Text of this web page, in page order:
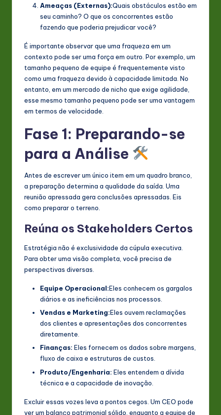
Ameaças (Externas):Quais obstáculos estão em
seu caminho? O que os concorrentes estão
fazendo que poderia prejudicar você?
É importante observar que uma fraqueza em um
contexto pode ser uma força em outro. Por exemplo, um
tamanho pequeno de equipe é frequentemente visto
como uma fraqueza devido à capacidade limitada. No
entanto, em um mercado de nicho que exige agilidade,
esse mesmo tamanho pequeno pode ser uma vantagem
em termos de velocidade.
Fase 1: Preparando-se
para a Análise
Antes de escrever um único item em um quadro branco,
a preparação determina a qualidade da saída. Uma
reunião apressada gera conclusões apressadas. Eis
como preparar o terreno.
Reúna os Stakeholders Certos
Estratégia não é exclusividade da cúpula executiva.
Para obter uma visão completa, você precisa de
perspectivas diversas.
Equipe Operacional:Eles conhecem os gargalos
diários e as ineficiências nos processos.
Vendas e Marketing:Eles ouvem reclamações
dos clientes e apresentações dos concorrentes
diretamente.
Finanças: Eles fornecem os dados sobre margens,
fluxo de caixa e estruturas de custos.
Produto/Engenharia: Eles entendem a dívida
técnica e a capacidade de inovação.
Excluir essas vozes leva a pontos cegos. Um CEO pode
ver um balanço patrimonial sólido, enquanto a equipe de